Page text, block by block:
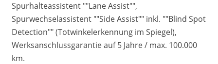
Spurhalteassistent ""Lane Assist"",
Spurwechselassistent ""Side Assist"" inkl. ""Blind Spot
Detection"" (Totwinkelerkennung im Spiegel),
Werksanschlussgarantie auf 5 Jahre / max. 100.000
km.